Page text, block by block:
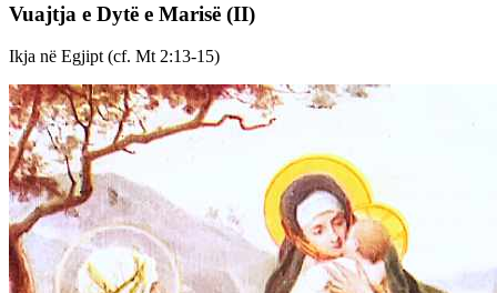
Vuajtja e Dytë e Marisë (II)
Ikja në Egjipt (cf. Mt 2:13-15)